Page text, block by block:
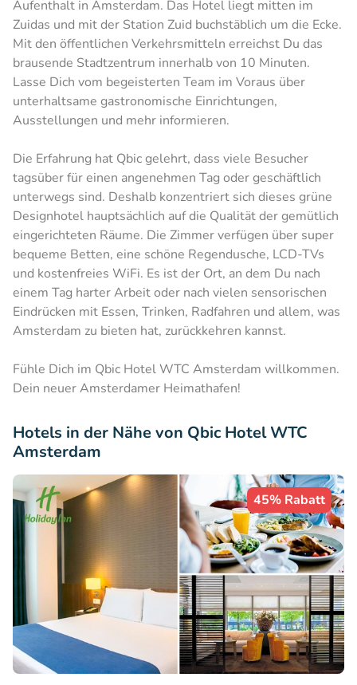
Aufenthalt in Amsterdam. Das Hotel liegt mitten im
Zuidas und mit der Station Zuid buchstäblich um die Ecke.
Mit den öffentlichen Verkehrsmitteln erreichst Du das
brausende Stadtzentrum innerhalb von 10 Minuten.
Lasse Dich vom begeisterten Team im Voraus über
unterhaltsame gastronomische Einrichtungen,
Ausstellungen und mehr informieren.
Die Erfahrung hat Qbic gelehrt, dass viele Besucher
tagsüber für einen angenehmen Tag oder geschäftlich
unterwegs sind. Deshalb konzentriert sich dieses grüne
Designhotel hauptsächlich auf die Qualität der gemütlich
eingerichteten Räume. Die Zimmer verfügen über super
bequeme Betten, eine schöne Regendusche, LCD-TVs
und kostenfreies WiFi. Es ist der Ort, an dem Du nach
einem Tag harter Arbeit oder nach vielen sensorischen
Eindrücken mit Essen, Trinken, Radfahren und allem, was
Amsterdam zu bieten hat, zurückkehren kannst.
Fühle Dich im Qbic Hotel WTC Amsterdam willkommen.
Dein neuer Amsterdamer Heimathafen!
Hotels in der Nähe von Qbic Hotel WTC
Amsterdam
45% Rabatt